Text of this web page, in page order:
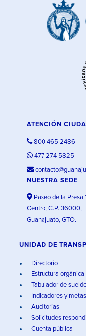
ATENCIÓN
800 465 2486
477 274 5825
NUESTRA SEDE
Paseo de la Presa
Centro, C.P. 36000,
Guanajuato, GTO.
UNIDAD DE
Directorio
Estructura orgánica
Tabulador de
Indicadores y metas
Auditorías
Solicitudes
Cuenta pública